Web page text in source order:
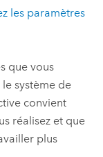
les paramètres
que vous
système de
convient
réalisez et que
plus